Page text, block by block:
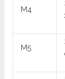
M4
M5